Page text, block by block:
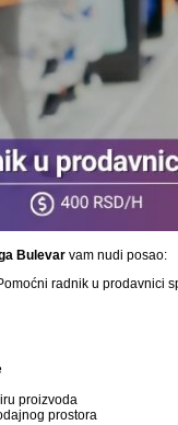
Bulevar vam nudi posao:
radnik u prodavnici
proizvoda
prostora